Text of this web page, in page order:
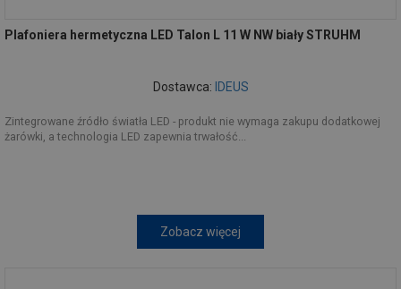
Plafoniera hermetyczna LED Talon L 11 W NW biały STRUHM
Dostawca: IDEUS
Zintegrowane źródło światła LED - produkt nie wymaga zakupu dodatkowej
żarówki, a technologia LED zapewnia trwałość...
Zobacz więcej